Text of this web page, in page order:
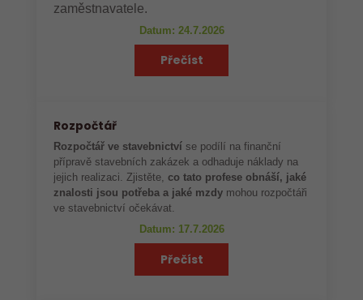
zaměstnavatele.
Datum: 24.7.2026
Přečíst
Rozpočtář
Rozpočtář ve stavebnictví se podílí na finanční
přípravě stavebních zakázek a odhaduje náklady na
jejich realizaci. Zjistěte,co tato profese obnáší, jaké
znalosti jsou potřeba a jaké mzdy mohou rozpočtáři
ve stavebnictví očekávat.
Datum: 17.7.2026
Přečíst